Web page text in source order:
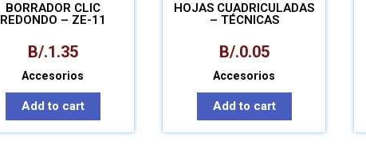
BORRADOR CLIC
REDONDO – ZE-11
B/.1.35
Accesorios
Add to cart
HOJAS CUADRICULADAS
– TÉCNICAS
B/.0.05
Accesorios
Add to cart